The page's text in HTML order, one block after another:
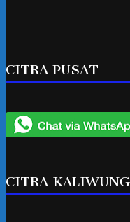
CITRA PUSAT
CITRA